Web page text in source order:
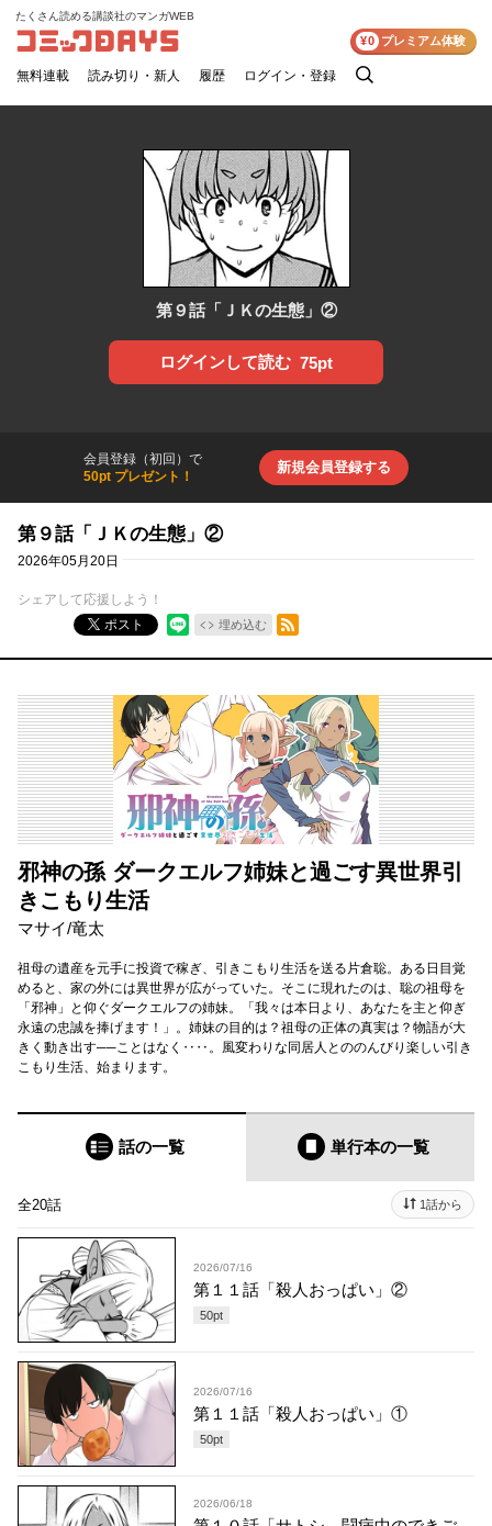
コミックDAYS
たくさん読める講談社のマンガWEB
無料連載 読み切り・新人 履歴 ログイン・登録
検
¥0 プレミアム体験
第９話「ＪＫの生態」②
ログインして読む 75pt
会員登録（初回）で
50pt プレゼント！
新規会員登録する
第９話「ＪＫの生態」②
2026年05月20日
シェアして応援しよう！
ポスト
埋め込む
RSSフィード
邪神の孫 ダークエルフ姉妹と過ごす異世界引
きこもり生活
マサイ/竜太
祖母の遺産を元手に投資で稼ぎ、引きこもり生活を送る片倉聡。ある日目覚
めると、家の外には異世界が広がっていた。そこに現れたのは、聡の祖母を
「邪神」と仰ぐダークエルフの姉妹。「我々は本日より、あなたを主と仰ぎ
永遠の忠誠を捧げます！」。姉妹の目的は？祖母の正体の真実は？物語が大
きく動き出す──ことはなく‥‥。風変わりな同居人とののんびり楽しい引き
こもり生活、始まります。
話の一覧 単行本の一覧
全20話 1話から
2026/07/16
第１１話「殺人おっぱい」②
50pt
2026/07/16
第１１話「殺人おっぱい」①
50pt
2026/06/18